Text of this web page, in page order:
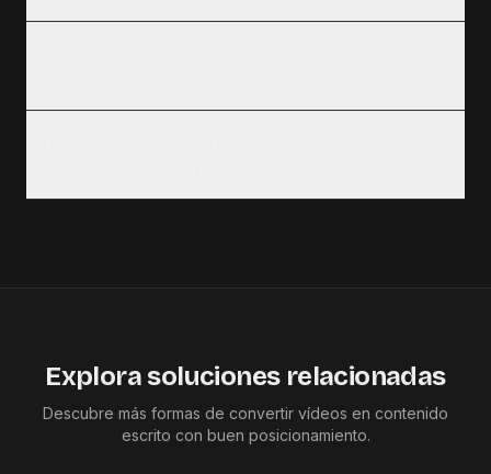
Explora soluciones relacionadas
Descubre más formas de convertir vídeos en contenido
escrito con buen posicionamiento.